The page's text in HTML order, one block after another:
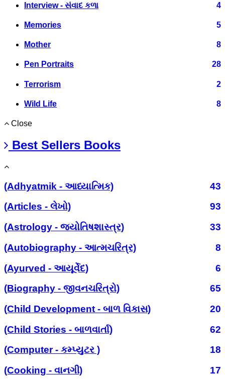
Interview - સંવાદ કળા 4
Memories 5
Mother 8
Pen Portraits 28
Terrorism 2
Wild Life 8
Close
Best Sellers Books
(Adhyatmik - આધ્યાત્મિક)
43
(Articles - લેખો)
93
(Astrology - જ્યોતિષશાસ્ત્ર)
33
(Autobiography - આત્મચરિત્ર)
8
(Ayurved - આયૂર્વેદ)
6
(Biography - જીવનચરિત્રો)
65
(Child Development - બાળ વિકાસ)
20
(Child Stories - બાળવાર્તા)
62
(Computer - કમ્પ્યુટર )
18
(Cooking - વાનગી)
17